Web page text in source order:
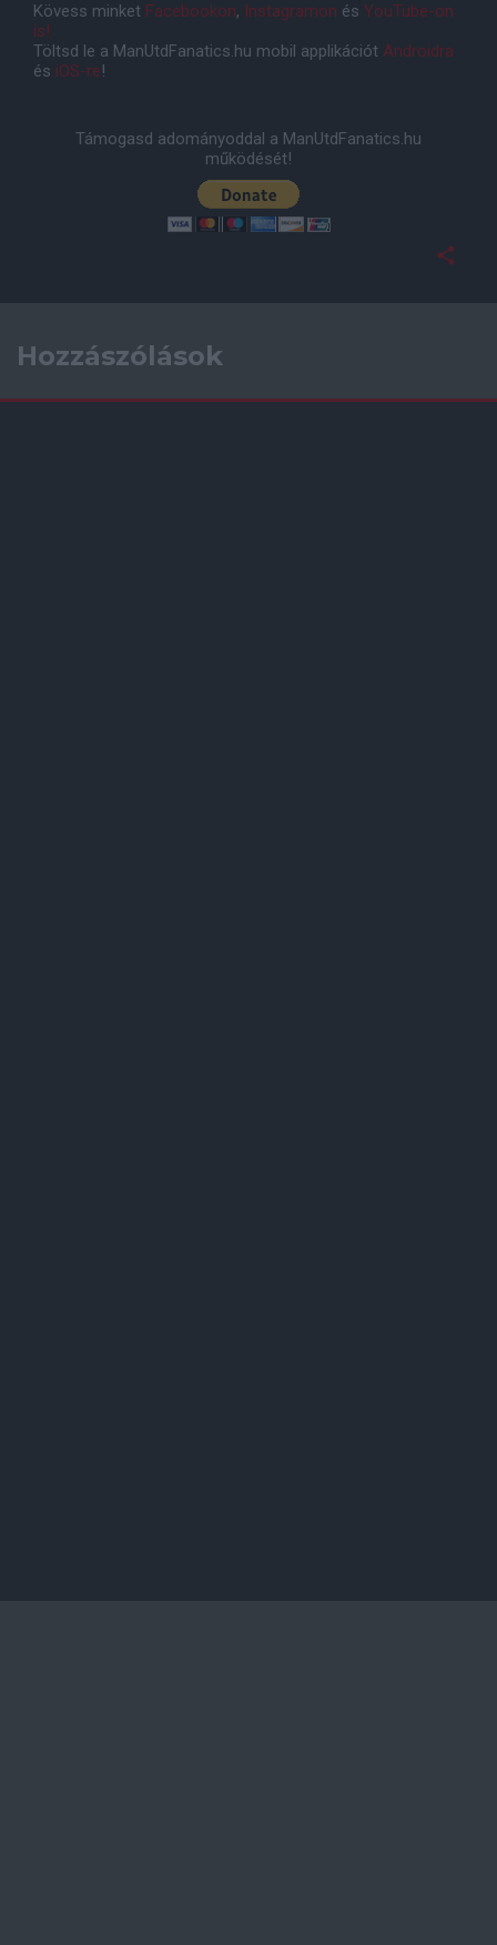
Kövess minket Facebookon, Instagramon és YouTube-on
is!
Töltsd le a ManUtdFanatics.hu mobil applikációt Androidra
és iOS-re!
Támogasd adományoddal a ManUtdFanatics.hu
működését!
Hozzászólások